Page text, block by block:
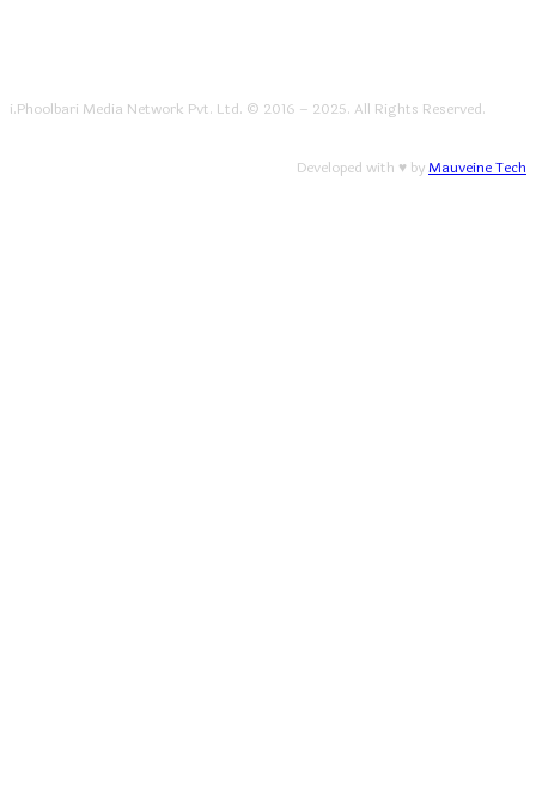
i.Phoolbari Media Network Pvt. Ltd. © 2016 – 2025. All Rights Reserved.
Developed with ♥ byMauveine Tech